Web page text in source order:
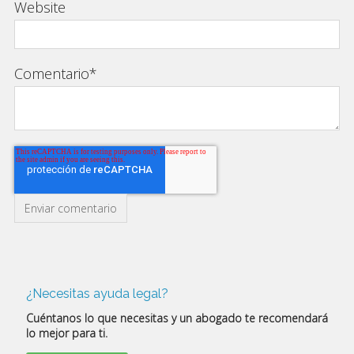
Website
Comentario*
¿Necesitas ayuda legal?
Cuéntanos lo que necesitas y un abogado te recomendará
lo mejor para ti.